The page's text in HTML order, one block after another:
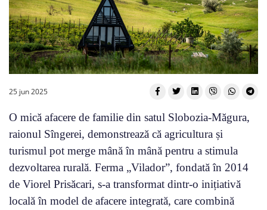
25 jun 2025
O mică afacere de familie din satul Slobozia-Măgura,
raionul Sîngerei, demonstrează că agricultura și
turismul pot merge mână în mână pentru a stimula
dezvoltarea rurală. Ferma „Vilador”, fondată în 2014
de Viorel Prisăcari, s-a transformat dintr-o inițiativă
locală în model de afacere integrată, care combină